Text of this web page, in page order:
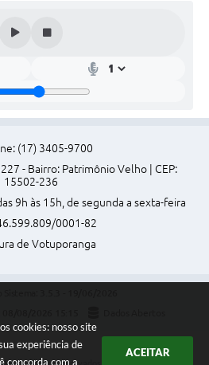
cookies: nosso site
experiência de
concorda com a
ACEITAR
(17) 3405-9700
- Bairro: Patrimônio Velho | CEP:
15502-236
9h às 15h, de segunda a sexta-feira
0001-82
de Votuporanga